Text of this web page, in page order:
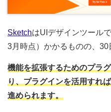
SketchはUIデザインツール
3月時点）かかるものの、30
機能を拡張するためのプラ
り、プラグインを活用すれ
進められます。